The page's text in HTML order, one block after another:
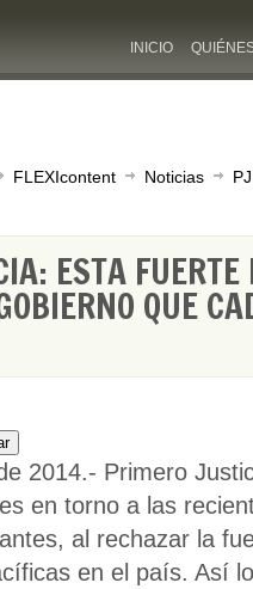
INICIO
FLEXIcontent Noticias
ESTA FUERTE
QUE
2014.- Primero
en torno a las
al rechazar la
en el país. Así